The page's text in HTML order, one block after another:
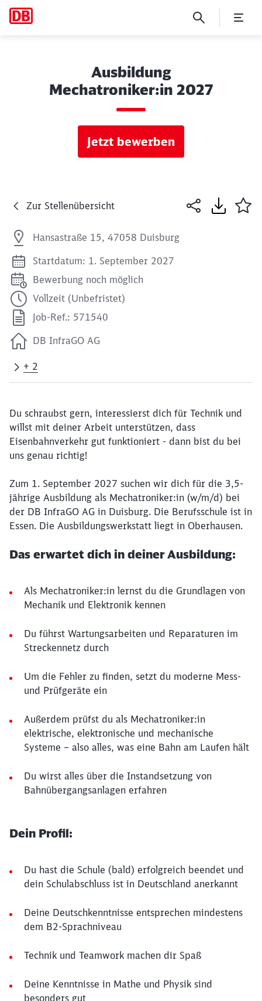
Ausbildung
Mechatroniker:in 2027
Jetzt bewerben
Zur Stellenübersicht
Hansastraße 15, 47058 Duisburg
Startdatum: 1. September 2027
Bewerbung noch möglich
Vollzeit (Unbefristet)
Job-Ref.: 571540
DB InfraGO AG
+ 2
Du schraubst gern, interessierst dich für Technik und
willst mit deiner Arbeit unterstützen, dass
Eisenbahnverkehr gut funktioniert - dann bist du bei
uns genau richtig!
Zum 1. September 2027 suchen wir dich für die 3,5-
jährige Ausbildung als Mechatroniker:in (w/m/d) bei
der DB InfraGO AG in Duisburg. Die Berufsschule ist in
Essen. Die Ausbildungswerkstatt liegt in Oberhausen.
Das erwartet dich in deiner Ausbildung:
Als Mechatroniker:in lernst du die Grundlagen von
Mechanik und Elektronik kennen
Du führst Wartungsarbeiten und Reparaturen im
Streckennetz durch
Um die Fehler zu finden, setzt du moderne Mess-
und Prüfgeräte ein
Außerdem prüfst du als Mechatroniker:in
elektrische, elektronische und mechanische
Systeme – also alles, was eine Bahn am Laufen hält
Du wirst alles über die Instandsetzung von
Bahnübergangsanlagen erfahren
Dein Profil:
Du hast die Schule (bald) erfolgreich beendet und
dein Schulabschluss ist in Deutschland anerkannt
Deine Deutschkenntnisse entsprechen mindestens
dem B2-Sprachniveau
Technik und Teamwork machen dir Spaß
Deine Kenntnisse in Mathe und Physik sind
besonders gut